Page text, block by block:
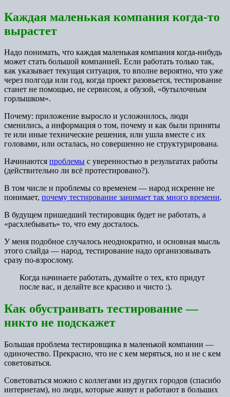
Каждая маленькая компания когда-то
вырастет
Надо понимать, что каждая маленькая компания когда-нибудь
может стать большой компанией. Если работать только так,
как указывает текущая ситуация, то вполне вероятно, что уже
через полгода или год, когда проект разовьется, тестирование
станет не помощью, не сервисом, а обузой, «бутылочным
горлышком».
Почему: приложение выросло и усложнилось, люди
сменились, а информация о том, почему и как были приняты
те или иные технические решения, или ушла вместе с их
головами, или осталась, но совершенно не структурирована.
Начинаются проблемы с уверенностью в результатах работы
(действительно ли всё протестировано?).
В том числе и проблемы со временем — народ искренне не
понимает, почему тестирование занимает так много времени.
В будущем пришедший тестировщик будет не работать, а
«расхлебывать» то, что ему досталось.
У меня подобное случалось неоднократно, и основная мысль
этого слайда — народ, тестирование надо организовывать
сразу по-взрослому.
Когда начинаете работать, думайте о тех, кто придут
после вас, и делайте все красиво и чисто :).
Как обустраивать тестирование —
никто не подскажет
Большая проблема тестировщика в маленькой компании —
одиночество. Прекрасно, что не с кем меряться, но и не с кем
советоваться.
Советоваться можно с коллегами из других городов (спасибо
интернетам), но люди, которые живут и работают в больших